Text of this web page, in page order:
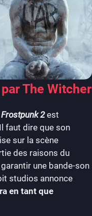
The Witcher
Frostpunk 2est
faut dire que son
sur la scène
des raisons du
une bande-son
studios annonce
en tant que